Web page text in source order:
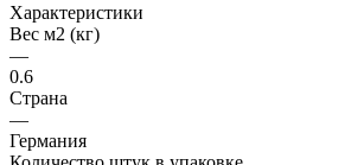
Характеристики
Вес м2 (кг)
—
0.6
Страна
—
Германия